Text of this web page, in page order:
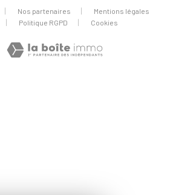
Nos partenaires
Mentions légales
Politique RGPD Cookies